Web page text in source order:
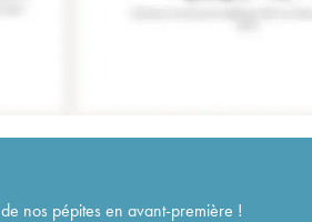
nos pépites en avant-première !